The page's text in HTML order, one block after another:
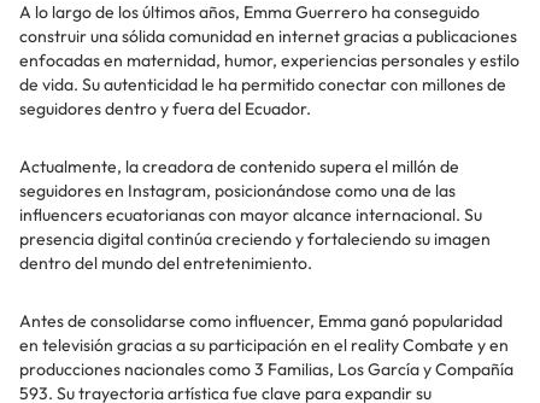
A lo largo de los últimos años, Emma Guerrero ha conseguido
construir una sólida comunidad en internet gracias a publicaciones
enfocadas en maternidad, humor, experiencias personales y estilo
de vida. Su autenticidad le ha permitido conectar con millones de
seguidores dentro y fuera del Ecuador.
Actualmente, la creadora de contenido supera el millón de
seguidores en Instagram, posicionándose como una de las
influencers ecuatorianas con mayor alcance internacional. Su
presencia digital continúa creciendo y fortaleciendo su imagen
dentro del mundo del entretenimiento.
Antes de consolidarse como influencer, Emma ganó popularidad
en televisión gracias a su participación en el reality Combate y en
producciones nacionales como 3 Familias, Los García y Compañía
593. Su trayectoria artística fue clave para expandir su